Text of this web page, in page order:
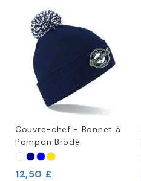
Couvre-chef - Bonnet à
Pompon Brodé
12,50 £